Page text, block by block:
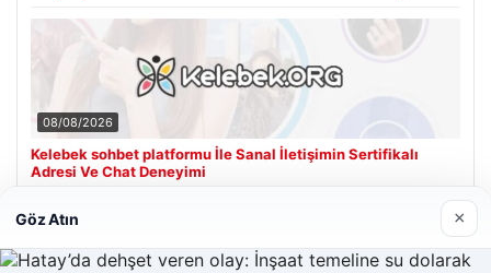
08/08/2026
Kelebek sohbet platformu İle Sanal İletişimin Sertifikalı
Adresi Ve Chat Deneyimi
Son Eklenen Firmalar
Göz Atın ×